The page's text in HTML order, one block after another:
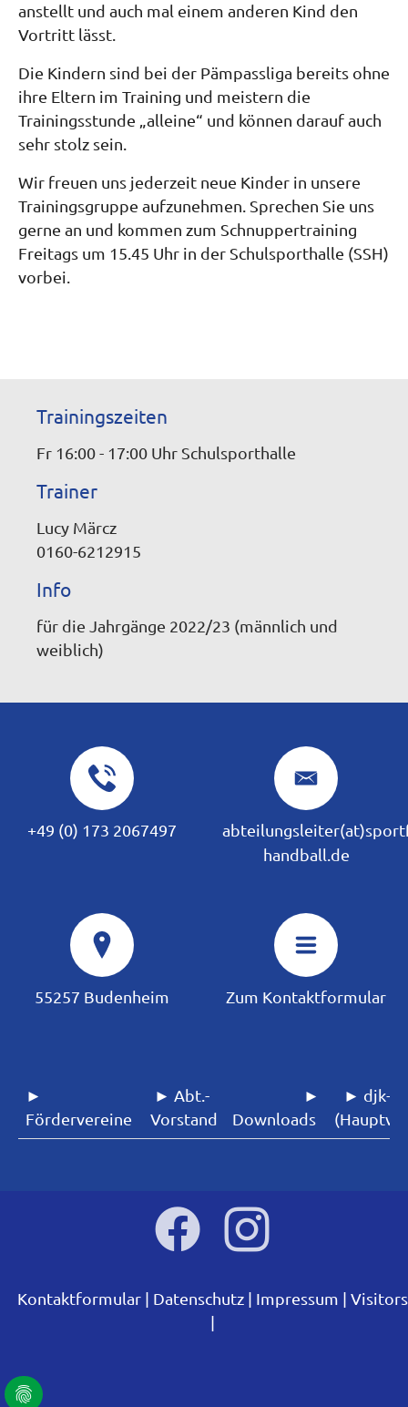
anstellt und auch mal einem anderen Kind den
Vortritt lässt.
Die Kindern sind bei der Pämpassliga bereits ohne
ihre Eltern im Training und meistern die
Trainingsstunde „alleine“ und können darauf auch
sehr stolz sein.
Wir freuen uns jederzeit neue Kinder in unsere
Trainingsgruppe aufzunehmen. Sprechen Sie uns
gerne an und kommen zum Schnuppertraining
Freitags um 15.45 Uhr in der Schulsporthalle (SSH)
vorbei.
Trainingszeiten
Fr 16:00 - 17:00 Uhr Schulsporthalle
Trainer
Lucy Märcz
0160-6212915
Info
für die Jahrgänge 2022/23 (männlich und
weiblich)
+49 (0) 173 2067497
handball.de
55257 Budenheim Zum Kontaktformular
►
Fördervereine
► Abt.-
Vorstand
►
Downloads
► djk-
Kontaktformular Datenschutz Impressum Visitors